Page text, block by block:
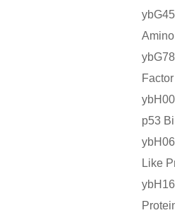
p53
Like